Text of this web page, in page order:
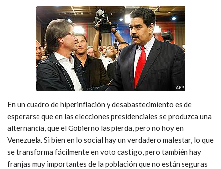
En un cuadro de hiperinflación y desabastecimiento es de
esperarse que en las elecciones presidenciales se produzca una
alternancia, que el Gobierno las pierda, pero no hoy en
Venezuela. Si bien en lo social hay un verdadero malestar, lo que
se transforma fácilmente en voto castigo, pero también hay
franjas muy importantes de la población que no están seguras